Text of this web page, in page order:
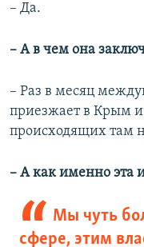
– Да.
– А в чем она
– Раз в месяц
приезжает в Крым
происходящих там
– А как именно эта
Мы чуть
сфере, этим